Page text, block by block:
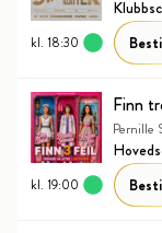
kl. 18:30
Finn
Pernille
kl. 19:00